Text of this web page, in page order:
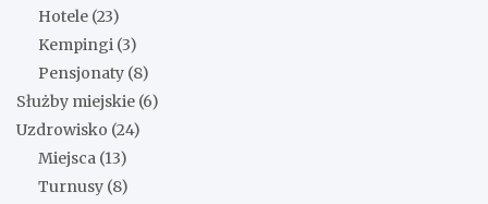
Hotele (23)
Kempingi (3)
Pensjonaty (8)
Służby miejskie (6)
Uzdrowisko (24)
Miejsca (13)
Turnusy (8)